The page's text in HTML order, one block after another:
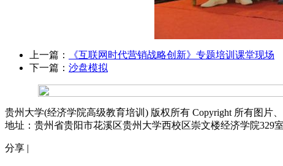
上一篇：
《互联网时代营销战略创新》专题培训课堂现场
下一篇： 沙盘模拟
贵州大学(经济学院高级教育培训) 版权所有 Copyright 所有图片
地址：贵州省贵阳市花溪区贵州大学西校区崇文楼经济学院329室
分享 |